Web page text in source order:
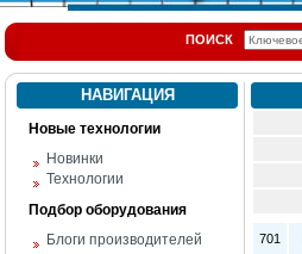
ПОИСК
НАВИГАЦИЯ
Новые технологии
Новинки
Технологии
Подбор оборудования
Блоги производителей
701